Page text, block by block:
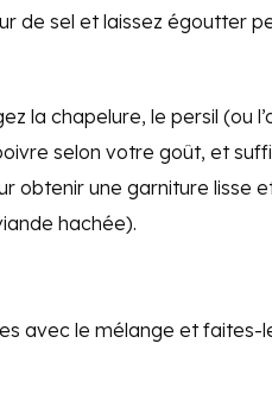
de sel et laissez égoutter
la chapelure, le persil (ou
selon votre goût, et
obtenir une garniture lisse
hachée).
avec le mélange et faites-